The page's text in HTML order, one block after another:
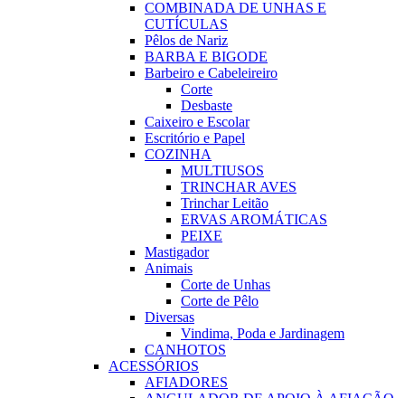
COMBINADA DE UNHAS E
CUTÍCULAS
Pêlos de Nariz
BARBA E BIGODE
Barbeiro e Cabeleireiro
Corte
Desbaste
Caixeiro e Escolar
Escritório e Papel
COZINHA
MULTIUSOS
TRINCHAR AVES
Trinchar Leitão
ERVAS AROMÁTICAS
PEIXE
Mastigador
Animais
Corte de Unhas
Corte de Pêlo
Diversas
Vindima, Poda e Jardinagem
CANHOTOS
ACESSÓRIOS
AFIADORES